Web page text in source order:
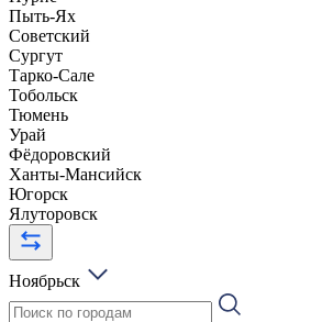
Пыть-Ях
Советский
Сургут
Тарко-Сале
Тобольск
Тюмень
Урай
Фёдоровский
Ханты-Мансийск
Югорск
Ялуторовск
Ноябрьск